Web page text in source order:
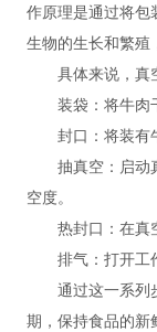
作原理是通过将包
生物的生长和繁殖
具体来说，真空
装袋：将牛肉干
封口：将装有牛
抽真空：启动真
空度。
热封口：在真空
排气：打开工作
通过这一系列步
期，保持食品的新